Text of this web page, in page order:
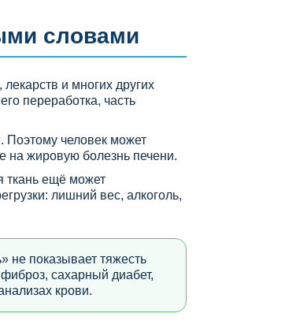
словами
и многих других
переработка, часть
Поэтому человек может
на жировую болезнь печени.
ткань ещё может
лишний вес, алкоголь,
не показывает тяжесть
сахарный диабет,
крови.